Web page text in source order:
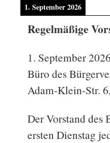
1. September 2026
Regelmäßige
1. September 2026
Büro des
Adam-Klein-Str.
Der Vorstand des
ersten Dienstag